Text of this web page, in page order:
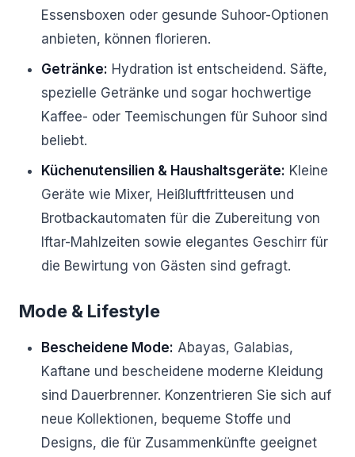
Essensboxen oder gesunde Suhoor-Optionen
anbieten, können florieren.
Getränke: Hydration ist entscheidend. Säfte,
spezielle Getränke und sogar hochwertige
Kaffee- oder Teemischungen für Suhoor sind
beliebt.
Küchenutensilien & Haushaltsgeräte: Kleine
Geräte wie Mixer, Heißluftfritteusen und
Brotbackautomaten für die Zubereitung von
Iftar-Mahlzeiten sowie elegantes Geschirr für
die Bewirtung von Gästen sind gefragt.
Mode & Lifestyle
Bescheidene Mode: Abayas, Galabias,
Kaftane und bescheidene moderne Kleidung
sind Dauerbrenner. Konzentrieren Sie sich auf
neue Kollektionen, bequeme Stoffe und
Designs, die für Zusammenkünfte geeignet